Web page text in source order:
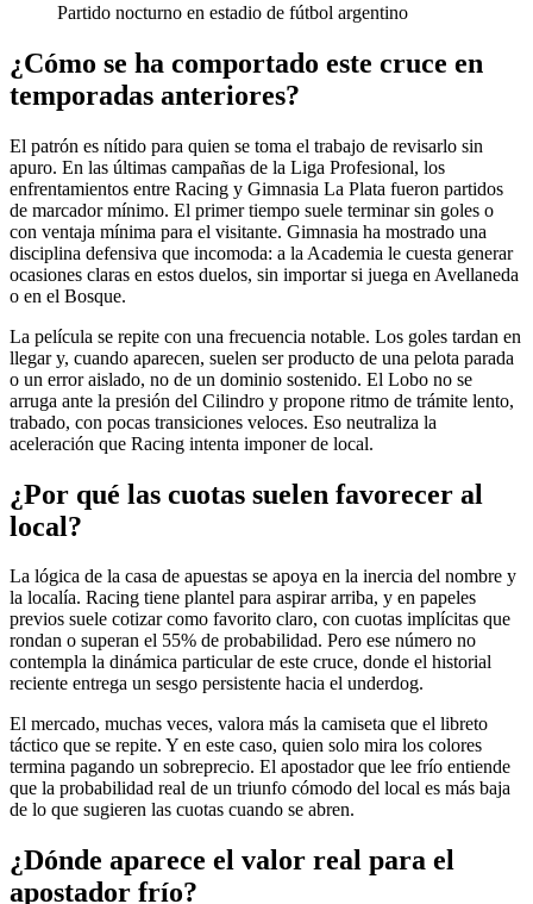
Partido nocturno en estadio de fútbol argentino
¿Cómo se ha comportado este cruce en
temporadas anteriores?
El patrón es nítido para quien se toma el trabajo de revisarlo sin
apuro. En las últimas campañas de la Liga Profesional, los
enfrentamientos entre Racing y Gimnasia La Plata fueron partidos
de marcador mínimo. El primer tiempo suele terminar sin goles o
con ventaja mínima para el visitante. Gimnasia ha mostrado una
disciplina defensiva que incomoda: a la Academia le cuesta generar
ocasiones claras en estos duelos, sin importar si juega en Avellaneda
o en el Bosque.
La película se repite con una frecuencia notable. Los goles tardan en
llegar y, cuando aparecen, suelen ser producto de una pelota parada
o un error aislado, no de un dominio sostenido. El Lobo no se
arruga ante la presión del Cilindro y propone ritmo de trámite lento,
trabado, con pocas transiciones veloces. Eso neutraliza la
aceleración que Racing intenta imponer de local.
¿Por qué las cuotas suelen favorecer al
local?
La lógica de la casa de apuestas se apoya en la inercia del nombre y
la localía. Racing tiene plantel para aspirar arriba, y en papeles
previos suele cotizar como favorito claro, con cuotas implícitas que
rondan o superan el 55% de probabilidad. Pero ese número no
contempla la dinámica particular de este cruce, donde el historial
reciente entrega un sesgo persistente hacia el underdog.
El mercado, muchas veces, valora más la camiseta que el libreto
táctico que se repite. Y en este caso, quien solo mira los colores
termina pagando un sobreprecio. El apostador que lee frío entiende
que la probabilidad real de un triunfo cómodo del local es más baja
de lo que sugieren las cuotas cuando se abren.
¿Dónde aparece el valor real para el
apostador frío?